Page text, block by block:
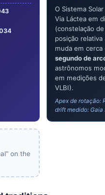
O Sistema
Via Láctea em
(constelação
posição
muda em
segundo de
astrônomos
em medições
VLBI).
Apex de rotação:
drift medido: Gaia
on the